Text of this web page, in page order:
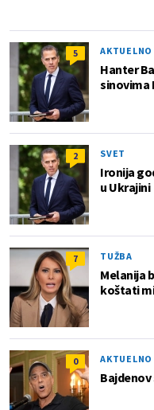
5 AKTUELNO
Hanter
sinovima
2 SVET
Ironija
u Ukrajini
7 TUŽBA
Melanija
koštati
0 AKTUELNO
Bajdenov